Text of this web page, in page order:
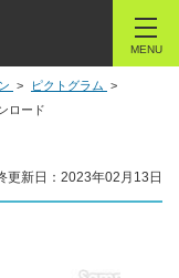
MENU
ピクトグラム
ロード
更新日：2023年02月13日